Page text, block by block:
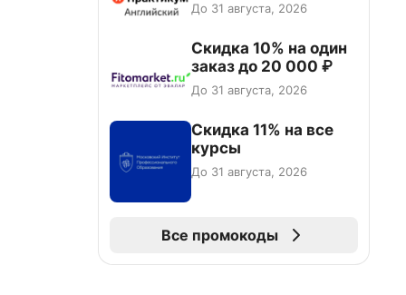
До 31 августа, 2026
Скидка 10% на один
заказ до 20 000 ₽
До 31 августа, 2026
Скидка 11% на все
курсы
До 31 августа, 2026
Все промокоды